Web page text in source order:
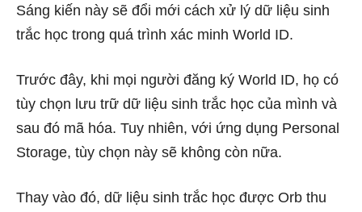
Sáng kiến ​​này sẽ đổi mới cách xử lý dữ liệu sinh
trắc học trong quá trình xác minh World ID.
Trước đây, khi mọi người đăng ký World ID, họ có
tùy chọn lưu trữ dữ liệu sinh trắc học của mình và
sau đó mã hóa. Tuy nhiên, với ứng dụng Personal
Storage, tùy chọn này sẽ không còn nữa.
Thay vào đó, dữ liệu sinh trắc học được Orb thu